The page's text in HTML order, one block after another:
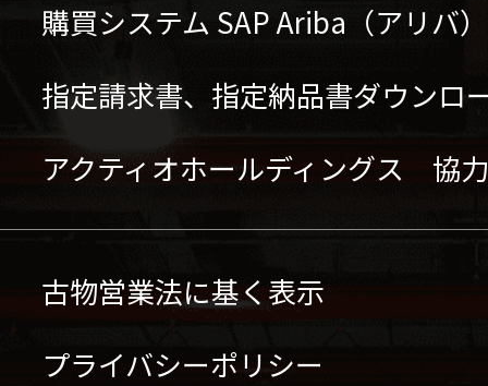
購買システム SAP Ariba（アリバ
指定請求書、指定納品書ダウンロ
アクティオホールディングス 協
古物営業法に基く表示
プライバシーポリシー